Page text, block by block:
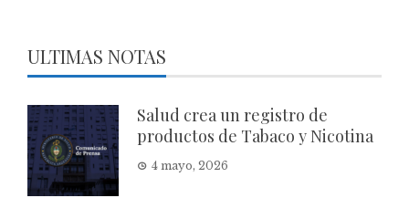
ULTIMAS NOTAS
Salud crea un registro de
productos de Tabaco y Nicotina
4 mayo, 2026